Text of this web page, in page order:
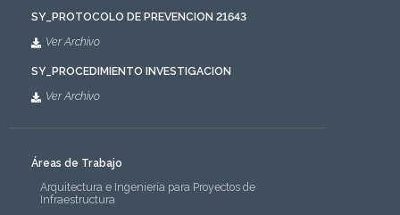
SY_PROTOCOLO DE PREVENCION 21643
Ver Archivo
SY_PROCEDIMIENTO INVESTIGACION
Ver Archivo
Áreas de Trabajo
Arquitectura e Ingeniería para Proyectos de
Infraestructura